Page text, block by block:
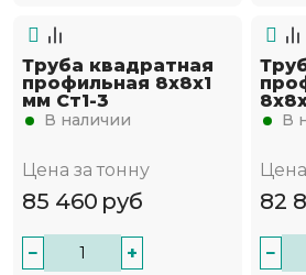
Труба квадратная
профильная 8х8х1
мм Ст1-3
В наличии
Цена за тонну
85 460 руб
− +
В
82
−